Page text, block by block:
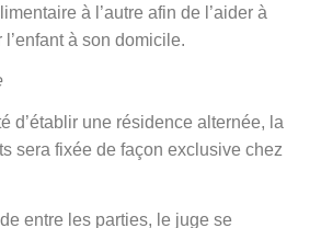
à l’autre afin de l’aider à
à son domicile.
d’établir une résidence alternée, la
sera fixée de façon exclusive chez
entre les parties, le juge se